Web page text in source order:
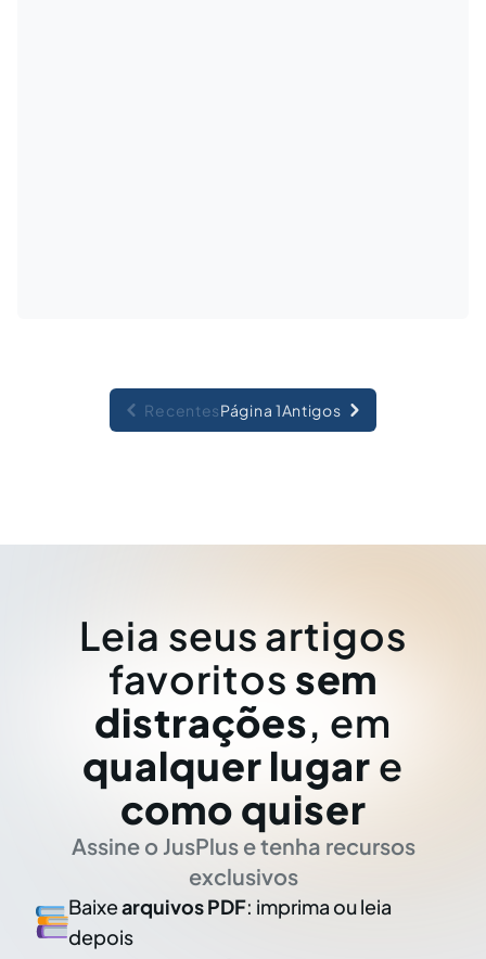
RecentesPágina 1Antigos
Leia seus artigos
favoritos sem
distrações, em
qualquer lugar e
como quiser
Assine o JusPlus e tenha recursos
exclusivos
Baixearquivos PDF: imprima ou leia
depois